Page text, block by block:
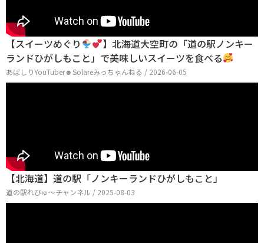
【スイーツめぐり
】北海道大空町の「道の駅ノンキー
ランドひがしもこと」で美味しいスイーツを食べる
あばしりYouTuber☻Solareみっちゃんねる / 2026-06-05
【北海道】道の駅「ノンキーランドひがしもこと」
道の駅れびゅ〜チャンネル / 2025-08-03